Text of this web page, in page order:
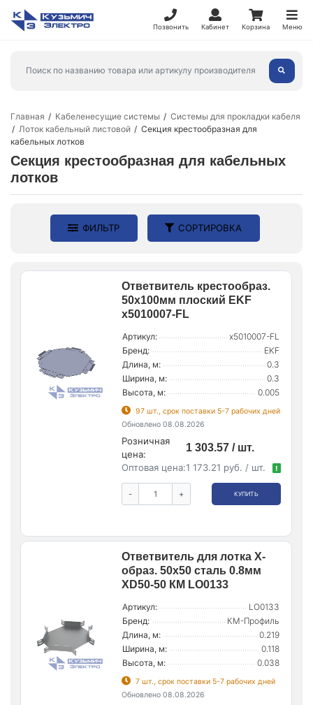
Позвонить Кабинет Корзина Меню
Главная Кабеленесущие системы
Системы для прокладки кабеля
Лоток кабельный листовой
Секция крестообразная для
кабельных лотков
Секция крестообразная для кабельных
лотков
ФИЛЬТР СОРТИРОВКА
Ответвитель крестообраз.
50x100мм плоский EKF
x5010007-FL
Артикул:
x5010007-FL
Бренд:
EKF
Длина, м:
0.3
Ширина, м:
0.3
Высота, м:
0.005
97 шт., срок поставки 5-7 рабочих дней
Обновлено 08.08.2026
Розничная
цена:
1 303.57 / шт.
Оптовая цена:1 173.21 руб. / шт. !
- + КУПИТЬ
Ответвитель для лотка Х-
образ. 50х50 сталь 0.8мм
XD50-50 КМ LO0133
Артикул:
LO0133
Бренд:
КМ-Профиль
Длина, м:
0.219
Ширина, м:
0.118
Высота, м:
0.038
7 шт., срок поставки 5-7 рабочих дней
Обновлено 08.08.2026